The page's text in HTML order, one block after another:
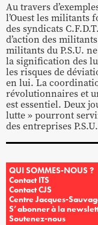
Au travers
l’Ouest les militants
des syndicats
d’action des
militants du P.S.U.
la signification des
les risques de
en lui. La
révolutionnaires et
est essentiel. Deux
lutte » pourront
des entreprises
QUI SOMMES-NOUS ?
Contact ITS
Contact CJS
Centre Jacques-
S’abonner à la
Soutenez-nous